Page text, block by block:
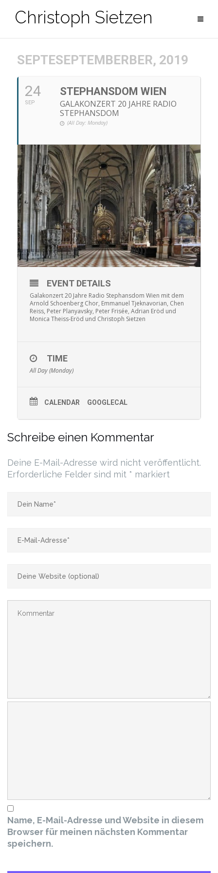
InhaltChristoph Sietzen
SEPTESEPTEMBERBER, 2019
24
SEP
STEPHANSDOM WIEN
GALAKONZERT 20 JAHRE RADIO
STEPHANSDOM
(All Day: Monday)
EVENT DETAILS
Galakonzert 20 Jahre Radio Stephansdom Wien mit dem
Arnold Schoenberg Chor, Emmanuel Tjeknavorian, Chen
Reiss, Peter Planyavsky, Peter Frisée, Adrian Eröd und
Monica Theiss-Eröd und Christoph Sietzen
TIME
All Day (Monday)
CALENDAR GOOGLECAL
Schreibe einen Kommentar
Deine E-Mail-Adresse wird nicht veröffentlicht.
Erforderliche Felder sind mit * markiert
Name, E-Mail-Adresse und Website in diesem
Browser für meinen nächsten Kommentar
speichern.